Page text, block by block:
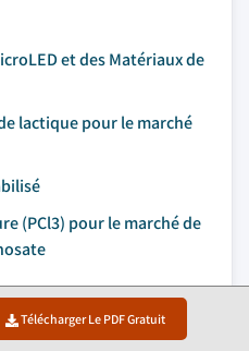
Télécharger Le PDF Gratuit
et des Matériaux de
lactique pour le marché
(PCl3) pour le marché de